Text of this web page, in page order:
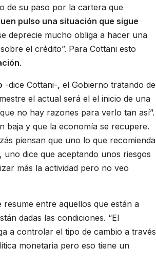
de su paso por la cartera que
pulso una situación que sigue
deprecie mucho obliga a hacer una
el crédito”. Para Cottani esto
.
-dice Cottani-, el Gobierno tratando de
el actual será el el inicio de una
no hay razones para verlo tan así”.
baja y que la economía se recupere.
piensan que uno lo que recomienda
dice que aceptando unos riesgos
más la actividad pero no veo
entre aquellos que están a
dadas las condiciones. “El
a controlar el tipo de cambio a través
monetaria pero eso tiene un